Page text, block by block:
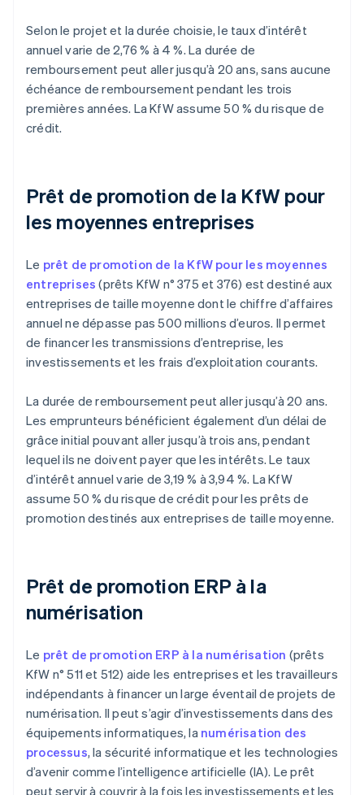
Selon le projet et la durée choisie, le taux d’intérêt
annuel varie de 2,76 % à 4 %. La durée de
remboursement peut aller jusqu’à 20 ans, sans aucune
échéance de remboursement pendant les trois
premières années. La KfW assume 50 % du risque de
crédit.
Prêt de promotion de la KfW pour
les moyennes entreprises
Le prêt de promotion de la KfW pour les moyennes
entreprises (prêts KfW n° 375 et 376) est destiné aux
entreprises de taille moyenne dont le chiffre d’affaires
annuel ne dépasse pas 500 millions d’euros. Il permet
de financer les transmissions d’entreprise, les
investissements et les frais d’exploitation courants.
La durée de remboursement peut aller jusqu’à 20 ans.
Les emprunteurs bénéficient également d’un délai de
grâce initial pouvant aller jusqu’à trois ans, pendant
lequel ils ne doivent payer que les intérêts. Le taux
d’intérêt annuel varie de 3,19 % à 3,94 %. La KfW
assume 50 % du risque de crédit pour les prêts de
promotion destinés aux entreprises de taille moyenne.
Prêt de promotion ERP à la
numérisation
Le prêt de promotion ERP à la numérisation (prêts
KfW n° 511 et 512) aide les entreprises et les travailleurs
indépendants à financer un large éventail de projets de
numérisation. Il peut s’agir d’investissements dans des
équipements informatiques, la numérisation des
processus, la sécurité informatique et les technologies
d’avenir comme l’intelligence artificielle (IA). Le prêt
peut servir à couvrir à la fois les investissements et les